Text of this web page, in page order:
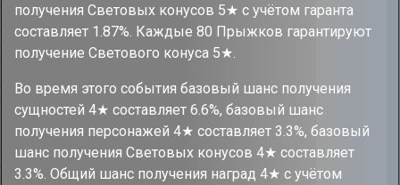
получения Световых конусов 5★ с учётом гаранта
составляет 1.87%. Каждые 80 Прыжков гарантируют
получение Светового конуса 5★.
Во время этого события базовый шанс получения
сущностей 4★ составляет 6.6%, базовый шанс
получения персонажей 4★ составляет 3.3%, базовый
шанс получения Световых конусов 4★ составляет
3.3%. Общий шанс получения наград 4★ с учётом